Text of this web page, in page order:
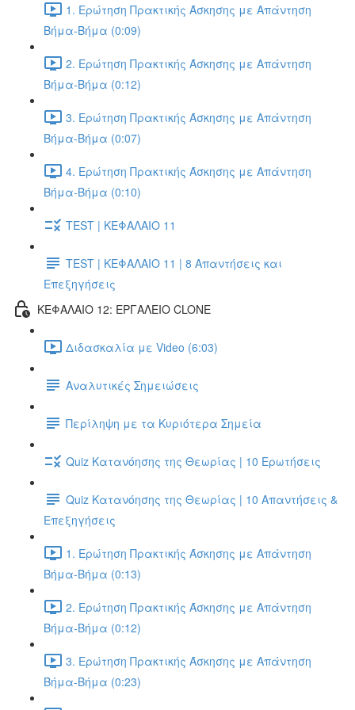
1. Ερώτηση Πρακτικής Άσκησης με Απάντηση
Βήμα-Βήμα (0:09)
2. Ερώτηση Πρακτικής Άσκησης με Απάντηση
Βήμα-Βήμα (0:12)
3. Ερώτηση Πρακτικής Άσκησης με Απάντηση
Βήμα-Βήμα (0:07)
4. Ερώτηση Πρακτικής Άσκησης με Απάντηση
Βήμα-Βήμα (0:10)
TEST | ΚΕΦΑΛΑΙΟ 11
TEST | ΚΕΦΑΛΑΙΟ 11 | 8 Απαντήσεις και
Επεξηγήσεις
ΚΕΦΑΛΑΙΟ 12: ΕΡΓΑΛΕΙΟ CLONE
Διδασκαλία με Video (6:03)
Αναλυτικές Σημειώσεις
Περίληψη με τα Κυριότερα Σημεία
Quiz Κατανόησης της Θεωρίας | 10 Ερωτήσεις
Quiz Κατανόησης της Θεωρίας | 10 Απαντήσεις &
Επεξηγήσεις
1. Ερώτηση Πρακτικής Άσκησης με Απάντηση
Βήμα-Βήμα (0:13)
2. Ερώτηση Πρακτικής Άσκησης με Απάντηση
Βήμα-Βήμα (0:12)
3. Ερώτηση Πρακτικής Άσκησης με Απάντηση
Βήμα-Βήμα (0:23)